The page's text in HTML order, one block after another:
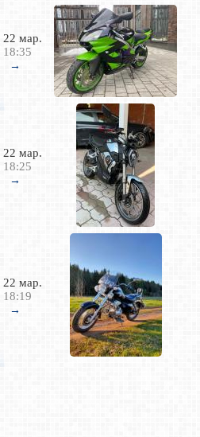
22 мар.
18:35
→
22 мар.
18:25
→
22 мар.
18:19
→